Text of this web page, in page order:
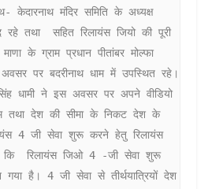
केदारनाथ मंदिर समिति के अध्यक्ष
तथा  सहित रिलायंस जियो की पूरी
के ग्राम प्रधान पीतांबर मोल्फा
पर बदरीनाथ धाम में उपस्थित रहे।
धामी ने इस अवसर पर अपने वीडियो
तथा देश की सीमा के निकट देश के
4 जी सेवा शुरू करने हेतु रिलायंस
कि  रिलायंस जिओ 4 -जी सेवा शुरू
है। 4 जी सेवा से तीर्थयात्रियों देश